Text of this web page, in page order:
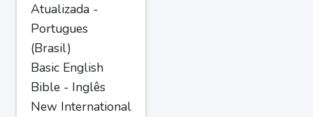
Atualizada -
Portugues
(Brasil)
Basic English
Bible - Inglês
New International